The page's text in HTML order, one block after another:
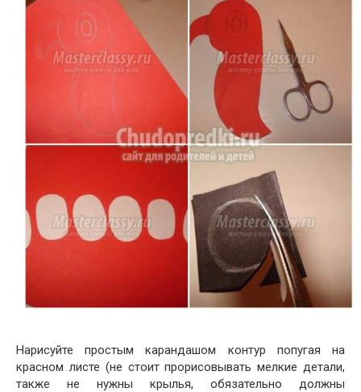
Нарисуйте простым карандашом контур попугая на
красном листе (не стоит прорисовывать мелкие детали,
также не нужны крылья, обязательно должны